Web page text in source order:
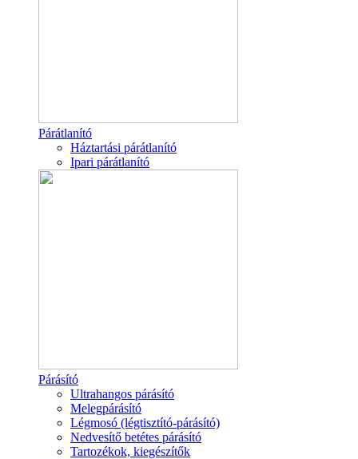
Párátlanító
Háztartási párátlanító
Ipari párátlanító
Párásító
Ultrahangos párásító
Melegpárásító
Légmosó (légtisztító-párásító)
Nedvesítő betétes párásító
Tartozékok, kiegészítők